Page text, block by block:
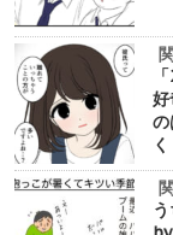
好
く